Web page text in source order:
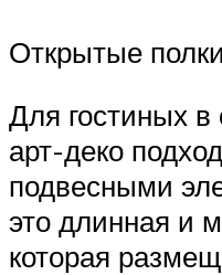
Открытые
Для гостиных в
арт-деко
подвесными
это длинная и
которая